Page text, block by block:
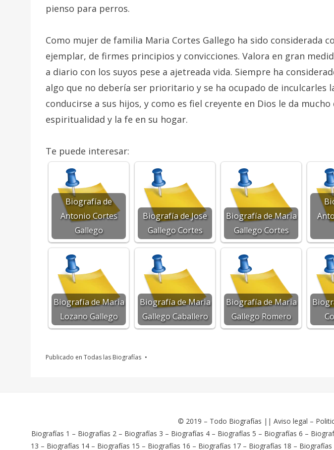
pienso para perros.
Como mujer de familia Maria Cortes Gallego ha sido considerada
ejemplar, de firmes principios y convicciones. Valora en gran
a diario con los suyos pese a ajetreada vida. Siempre ha
algo que no debería ser prioritario y se ha ocupado de inculcarles
conducirse a sus hijos, y como es fiel creyente en Dios le da mucho
espiritualidad y la fe en su hogar.
Te puede interesar:
Biografía de
Antonio Cortes
Gallego
Biografía de Jose
Gallego Cortes
Biografía de Maria
Gallego Cortes
Biografía de Maria
Lozano Gallego
Biografía de Maria
Gallego Caballero
Biografía de Maria
Gallego Romero
Publicado en Todas las Biografías
© 2019 – Todo Biografías || Aviso legal –
Biografías 1 – Biografías 2 – Biografías 3 – Biografías 4 – Biografías 5 – Biografías 6 –
13 – Biografías 14 – Biografías 15 – Biografías 16 – Biografías 17 – Biografías 18 – Biografías